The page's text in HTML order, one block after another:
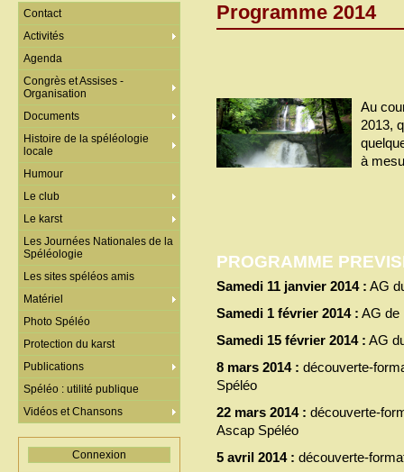
Programme 2014
Au
2013,
à
PROGRAMME
Samedi 11 janvier 2014 : AG
Samedi 1 février 2014 : AG de
Samedi 15 février 2014 : AG
8 mars 2014 : découverte-
Spéléo
22 mars 2014 : découverte-
Ascap Spéléo
5 avril 2014 : découverte-
Contact
Activités
Agenda
Congrès et Assises -
Organisation
Documents
Histoire de la spéléologie
locale
Humour
Le club
Le karst
Les Journées Nationales de la
Spéléologie
Les sites spéléos amis
Matériel
Photo Spéléo
Protection du karst
Publications
Spéléo : utilité publique
Vidéos et Chansons
Connexion